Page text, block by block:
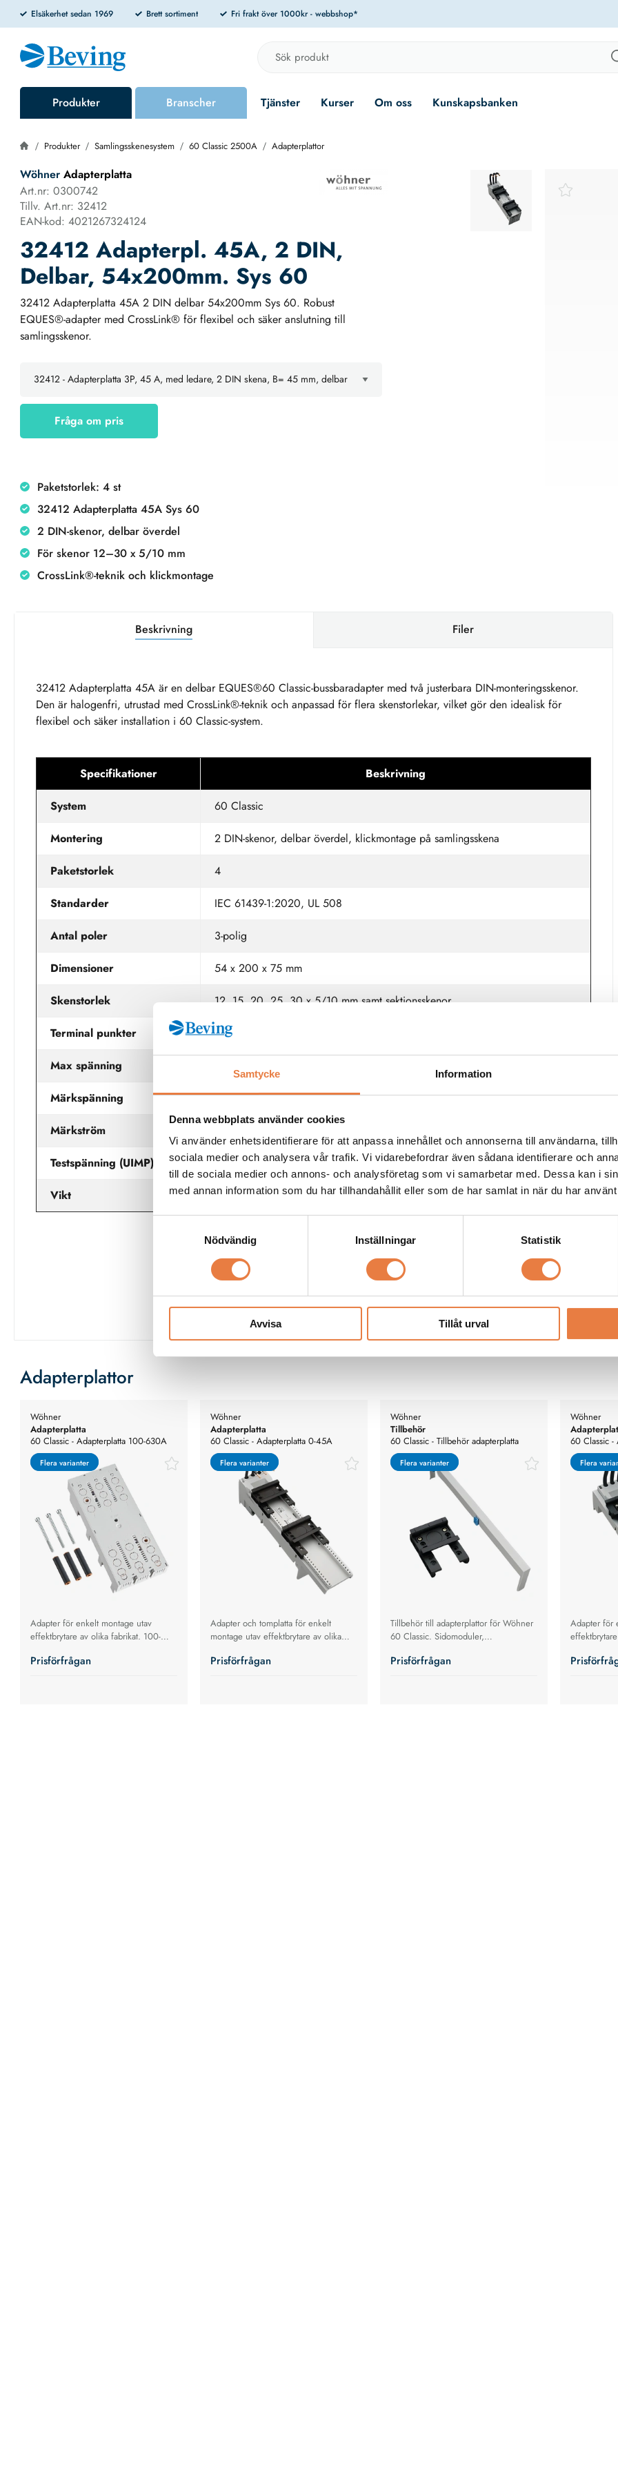
Samtycke Information
Denna webbplats använder cookies
Vi använder enhetsidentifierare för att anpassa innehållet och annonserna till användarna,
sociala medier och analysera vår trafik. Vi vidarebefordrar även sådana identifierare och
till de sociala medier och annons- och analysföretag som vi samarbetar med. Dessa kan i
med annan information som du har tillhandahållit eller som de har samlat in när du har
Nödvändig
Inställningar Statistik
Avvisa Tillåt urval
Elsäkerhet sedan 1969 Brett sortiment Fri frakt över 1000kr - webbshop*
Produkter Branscher Tjänster Kurser Om oss Kunskapsbanken
Produkter Samlingsskenesystem 60 Classic 2500A Adapterplattor
Wöhner Adapterplatta
Art.nr: 0300742
Tillv. Art.nr: 32412
EAN-kod: 4021267324124
32412 Adapterpl. 45A, 2 DIN,
Delbar, 54x200mm. Sys 60
32412 Adapterplatta 45A 2 DIN delbar 54x200mm Sys 60. Robust
EQUES®-adapter med CrossLink® för flexibel och säker anslutning till
samlingsskenor.
Fråga om pris
Paketstorlek: 4 st
32412 Adapterplatta 45A Sys 60
2 DIN-skenor, delbar överdel
För skenor 12–30 x 5/10 mm
CrossLink®-teknik och klickmontage
Beskrivning Filer
32412 Adapterplatta 45A är en delbar EQUES®60 Classic-bussbaradapter med två justerbara DIN-monteringsskenor.
Den är halogenfri, utrustad med CrossLink®-teknik och anpassad för flera skenstorlekar, vilket gör den idealisk för
flexibel och säker installation i 60 Classic-system.
Specifikationer Beskrivning
System 60 Classic
Montering 2 DIN-skenor, delbar överdel, klickmontage på samlingsskena
Paketstorlek 4
Standarder IEC 61439-1:2020, UL 508
Antal poler 3-polig
Dimensioner 54 x 200 x 75 mm
Skenstorlek 12, 15, 20, 25, 30 x 5/10 mm samt sektionsskenor
Terminal punkter Ledare AWG 8 (10 mm²), ultraljudsförseglade ledarändar
Max spänning
Märkspänning 690 V AC (IEC), 600 V AC (UL)
Märkström 45 A
Testspänning (UIMP) 6 kV
Vikt 529 g
Se fullständiga specifikationer
Adapterplattor
Flera varianter
Flera varianter
Wöhner
Adapterplatta
60 Classic - Adapterplatta 100-630A
Adapter för enkelt montage utav
effektbrytare av olika fabrikat. 100-
Prisförfrågan
Flera varianter
Flera varianter
Wöhner
Adapterplatta
60 Classic - Adapterplatta 0-45A
Adapter och tomplatta för enkelt
montage utav effektbrytare av olika
Prisförfrågan
Flera varianter
Flera varianter
Wöhner
Tillbehör
60 Classic - Tillbehör adapterplatta
Tillbehör till adapterplattor för Wöhner
60 Classic. Sidomoduler,
Prisförfrågan
Flera
Flera
Wöhner
60 Classic -
Adapter för